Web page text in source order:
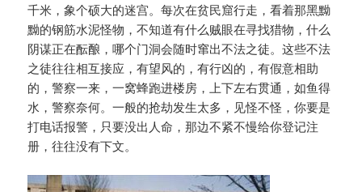
千米，象个硕大的迷宫。每次在贫民窟行走，看着那黑黝
黝的钢筋水泥怪物，不知道有什么贼眼在寻找猎物，什么
阴谋正在酝酿，哪个门洞会随时窜出不法之徒。这些不法
之徒往往相互接应，有望风的，有行凶的，有假意相助
的，警察一来，一窝蜂跑进楼房，上下左右贯通，如鱼得
水，警察奈何。一般的抢劫发生太多，见怪不怪，你要是
打电话报警，只要没出人命，那边不紧不慢给你登记注
册，往往没有下文。